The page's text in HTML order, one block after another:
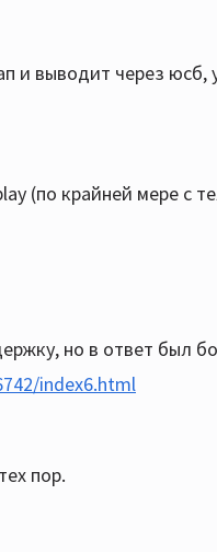
и выводит через юсб,
(по крайней мере с
но в ответ был
index6.html
пор.